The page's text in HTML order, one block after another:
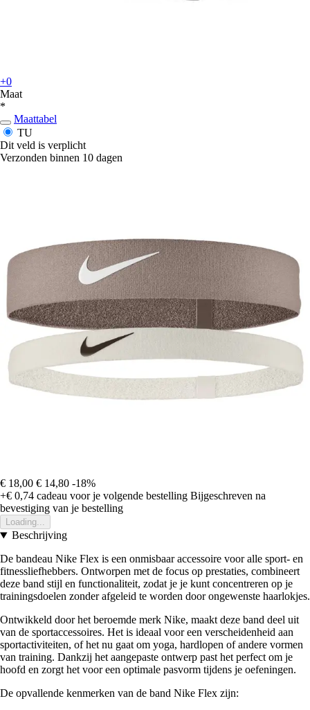
+0
Maat
*
Maattabel
TU
Dit veld is verplicht
Verzonden binnen 10 dagen
€ 18,00 € 14,80 -18%
+€ 0,74 cadeau voor je volgende bestelling Bijgeschreven na
bevestiging van je bestelling
Loading...
Beschrijving
De bandeau Nike Flex is een onmisbaar accessoire voor alle sport- en
fitnessliefhebbers. Ontworpen met de focus op prestaties, combineert
deze band stijl en functionaliteit, zodat je je kunt concentreren op je
trainingsdoelen zonder afgeleid te worden door ongewenste haarlokjes.
Ontwikkeld door het beroemde merk Nike, maakt deze band deel uit
van de sportaccessoires. Het is ideaal voor een verscheidenheid aan
sportactiviteiten, of het nu gaat om yoga, hardlopen of andere vormen
van training. Dankzij het aangepaste ontwerp past het perfect om je
hoofd en zorgt het voor een optimale pasvorm tijdens je oefeningen.
De opvallende kenmerken van de band Nike Flex zijn: